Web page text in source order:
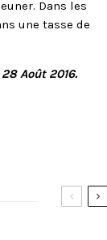
Dans les
une tasse de
Août 2016.